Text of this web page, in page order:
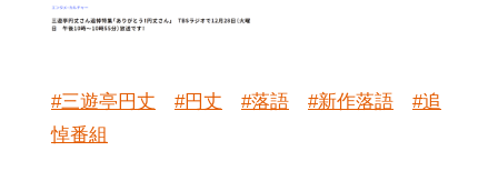
#三遊亭円丈 #円丈 #落語 #新作落語
#追
悼番組